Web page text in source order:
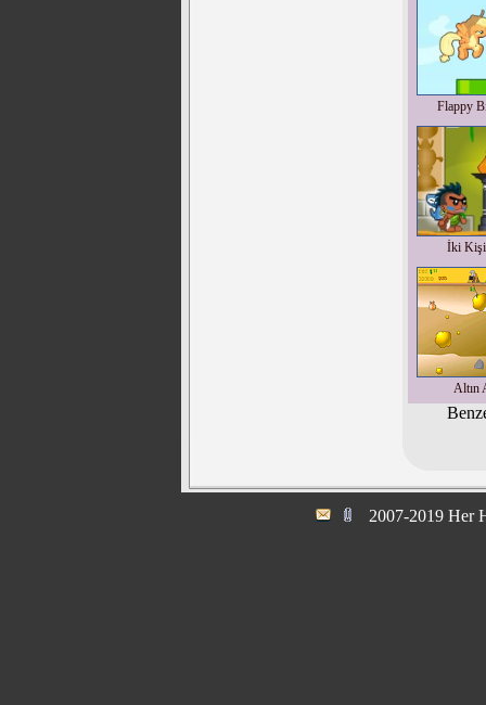
Flappy
İki
Altın
2007-2019 Her